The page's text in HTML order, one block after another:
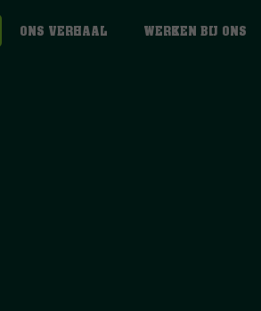
ONS VERHAAL WERKEN BIJ ONS